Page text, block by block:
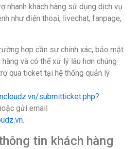
nhanh khách hàng sử dụng dịch vụ
như điện thoại, livechat, fanpage,
hợp cần sự chính xác, bảo mật
và có thể xử lý lâu hơn chúng
qua ticket tại hệ thống quản lý
submitticket.php?
gửi email
.
tin khách hàng